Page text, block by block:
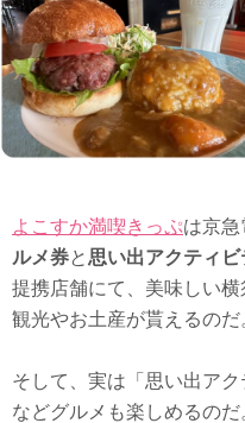
よこすか満喫きっぷは京急
ルメ券と思い出アクティビ
提携店舗にて、美味しい横
観光やお土産が貰えるのだ
そして、実は「思い出ア
などグルメも楽しめるのだ